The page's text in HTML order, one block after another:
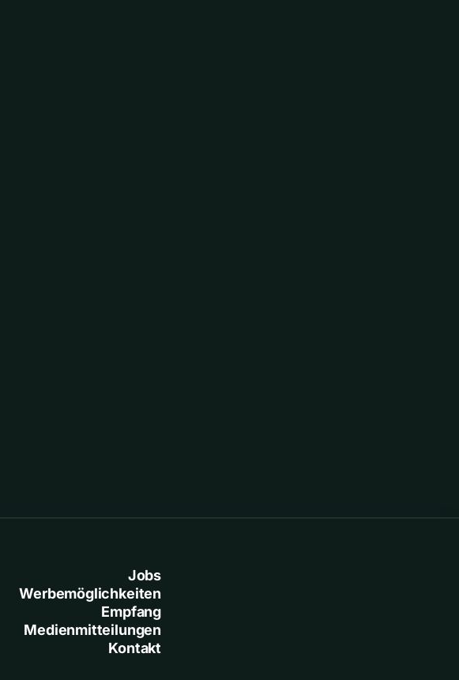
Jobs
Werbemöglichkeiten
Empfang
Medienmitteilungen
Kontakt